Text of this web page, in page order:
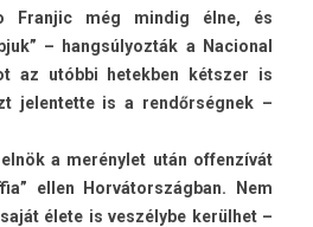
Fran­jic még min­dig élne, és
– hangsúlyozták a Nacion­al
az utóbbi hetekb­en kétszer is
jelen­tette is a rendőrségnek –
a merénylet után of­fen­zívát
ellen Horvátországban. Nem
élete is veszélybe kerülhet –